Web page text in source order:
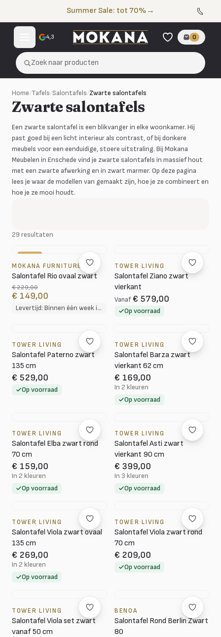
Summer Sale: tot 70% →
4,3 0
Zoek naar producten
Home/Tafels/Salontafels/Zwarte salontafels
Zwarte salontafels
Een zwarte salontafel is een blikvanger in elke woonkamer. Hij
past goed bij een licht interieur als contrast, of bij donkere
meubels voor een eenduidige, stoere uitstraling. Bij Mokana
Meubelen in Enschede vind je zwarte salontafels in massief hout
met een zwarte afwerking en in zwart marmer. Op deze pagina
lees je waar de modellen van gemaakt zijn, hoe je ze combineert en
hoe je ze mooi houdt.
29 resultaten
MOKANA FURNITURE
Salontafel Rio ovaal zwart
€ 229,00
€ 149,00
Levertijd: Binnen één week in huis
TOWER LIVING
Salontafel Ziano zwart
vierkant
Vanaf € 579,00
Op voorraad
TOWER LIVING
Salontafel Paterno zwart
135 cm
€ 529,00
Op voorraad
TOWER LIVING
Salontafel Barza zwart
vierkant 62 cm
€ 169,00
In 2 kleuren
Op voorraad
TOWER LIVING
Salontafel Elba zwart rond
70 cm
€ 159,00
In 2 kleuren
Op voorraad
TOWER LIVING
Salontafel Asti zwart
vierkant 90 cm
€ 399,00
In 3 kleuren
Op voorraad
TOWER LIVING
Salontafel Viola zwart ovaal
135 cm
€ 269,00
In 2 kleuren
Op voorraad
TOWER LIVING
Salontafel Viola zwart rond
70 cm
€ 209,00
Op voorraad
TOWER LIVING
Salontafel Viola set zwart
vanaf 50 cm
BENOA
Salontafel Rond Berlin Zwart
80